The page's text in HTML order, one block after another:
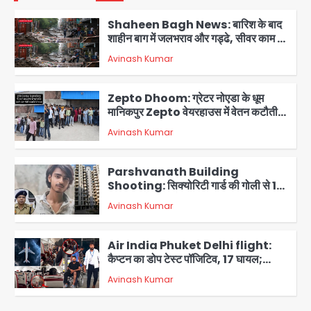
2
लोग परेशान
Avinash Kumar
3
को लेकर 100 से ज्यादा कर्मचारियों का विरोध
प्रदर्शन
Avinash Kumar
4
वर्षीय किशोर की मौत
Avinash Kumar
5
DGCA जांच जारी
Avinash Kumar